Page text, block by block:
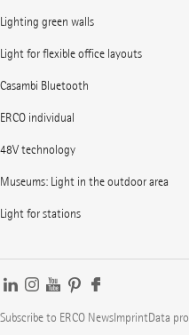
Lighting green walls
Light for flexible office layouts
Casambi Bluetooth
ERCO individual
48V technology
Museums: Light in the outdoor area
Light for stations
Subscribe to ERCO NewsImprintData